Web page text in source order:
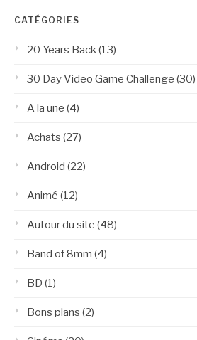
CATÉGORIES
20 Years Back(13)
30 Day Video Game Challenge (30)
A la une (4)
Achats (27)
Android (22)
Animé (12)
Autour du site (48)
Band of 8mm (4)
BD (1)
Bons plans (2)